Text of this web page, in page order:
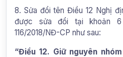
8. Sửa đổi tên Điều 12 Nghị
được sửa đổi tại khoản
116/2018/NĐ-CP như sau:
“Điều 12. Giữ nguyên